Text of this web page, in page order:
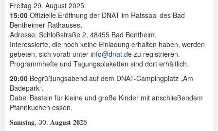
Freitag 29. August 2025
15:00 Offizielle Eröffnung der DNAT im Ratssaal des Bad
Bentheimer Rathauses.
Adresse: Schloßstraße 2, 48455 Bad Bentheim.
Interessierte, die noch keine Einladung erhalten haben, werden
gebeten, sich vorab unter info@dnat.de zu registrieren.
Programmhefte und Tagungsplaketten sind dort erhältlich.
20:00 Begrüßungsabend auf dem DNAT-Campingplatz „Am
Badepark“.
Dabei Basteln für kleine und große Kinder mit anschließendem
Pfannkuchen essen.
𝐒𝐚𝐦𝐬𝐭𝐚𝐠, 30. 𝐀𝐮𝐠𝐮𝐬𝐭 𝟐𝟎𝟐5